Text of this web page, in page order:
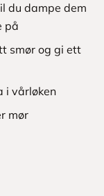
du dampe dem
på
smør og gi ett
i vårløken
mør